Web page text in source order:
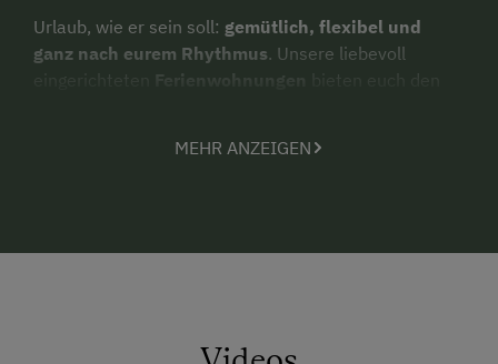
Urlaub, wie er sein soll: gemütlich, flexibel und
ganz nach eurem Rhythmus. Unsere liebevoll
eingerichteten Ferienwohnungen
bieten euch den
so, wie ihr es mögt – ob mit frischen Eiern von
MEHR ANZEIGEN